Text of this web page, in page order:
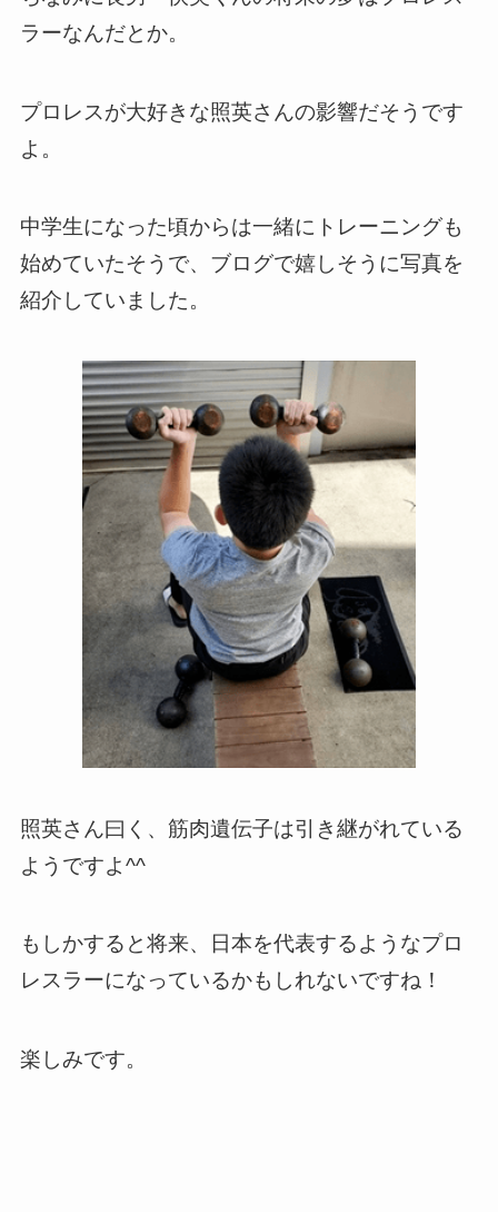
ラーなんだとか。
プロレスが大好きな照英さんの影響だそうです
よ。
中学生になった頃からは一緒にトレーニングも
始めていたそうで、ブログで嬉しそうに写真を
紹介していました。
照英さん曰く、筋肉遺伝子は引き継がれている
ようですよ^^
もしかすると将来、日本を代表するようなプロ
レスラーになっているかもしれないですね！
楽しみです。